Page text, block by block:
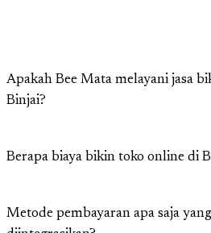
Apakah Bee Mata melayani jasa
Binjai?
Berapa biaya bikin toko online di
Metode pembayaran apa saja